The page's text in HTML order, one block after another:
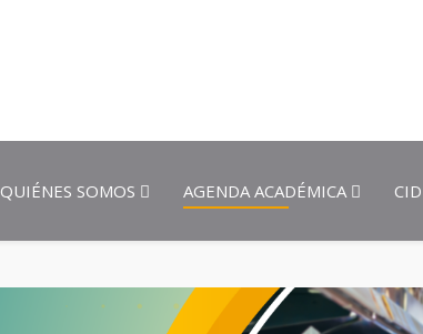
QUIÉNES SOMOS AGENDA ACADÉMICA CID